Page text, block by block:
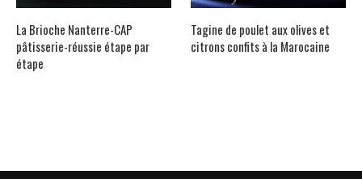
La Brioche Nanterre-CAP
pâtisserie-réussie étape par
étape
Tagine de poulet aux olives et
citrons confits à la Marocaine